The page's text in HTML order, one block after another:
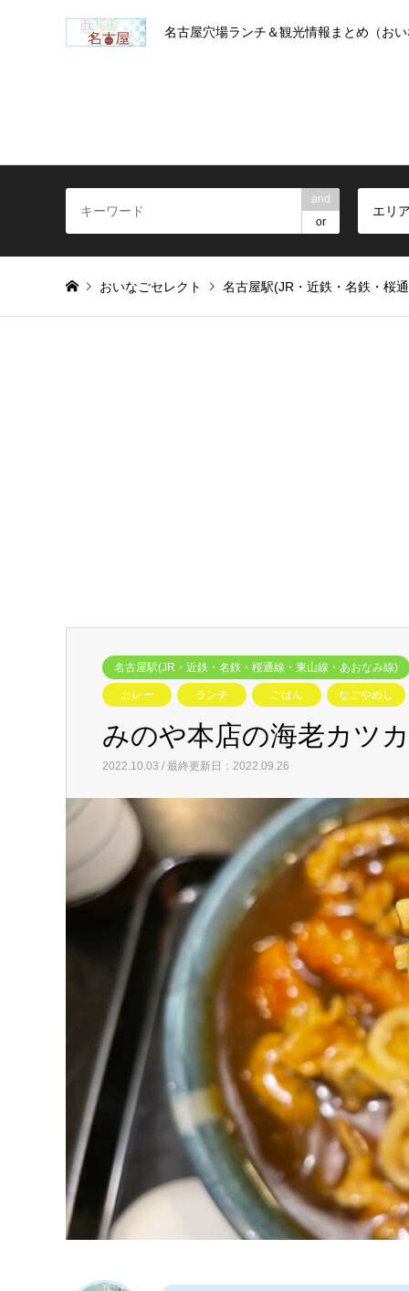
名古屋穴場ランチ＆観光情報まとめ（お
and
or
エリ
おいなごセレクト 名古屋駅(JR・近鉄・名鉄・桜
名古屋駅(JR・近鉄・名鉄・桜通線・東山線・あおなみ線)
カレー ランチ ごはん なごやめし
みのや本店の海老カツ
2022.10.03 / 最終更新日：2022.09.26